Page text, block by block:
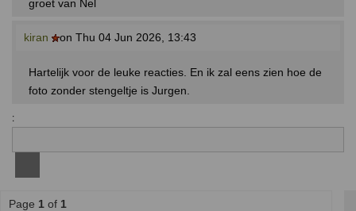
groet van Nel
kiran on Thu 04 Jun 2026, 13:43
Hartelijk voor de leuke reacties. En ik zal eens zien hoe de
foto zonder stengeltje is Jurgen.
:
Page 1 of 1